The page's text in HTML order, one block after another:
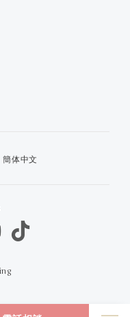
簡体中文